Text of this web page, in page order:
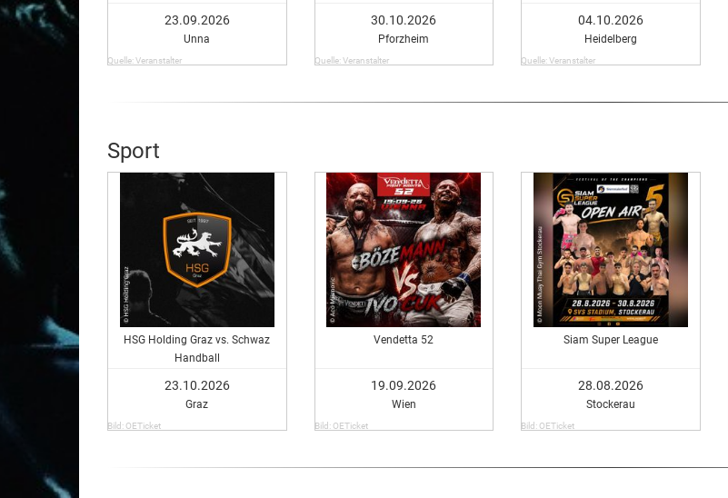
23.09.2026
Unna
Quelle: Veranstalter
30.10.2026
Pforzheim
Quelle: Veranstalter
04.10.2026
Heidelberg
Quelle: Veranstalter
Sport
HSG Holding Graz vs. Schwaz
Handball
23.10.2026
Graz
Bild: OETicket
Vendetta 52
19.09.2026
Wien
Bild: OETicket
Siam Super League
28.08.2026
Stockerau
Bild: OETicket